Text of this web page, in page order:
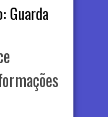
Guarda